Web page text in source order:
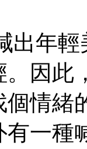
年輕
。因此
情緒
一種